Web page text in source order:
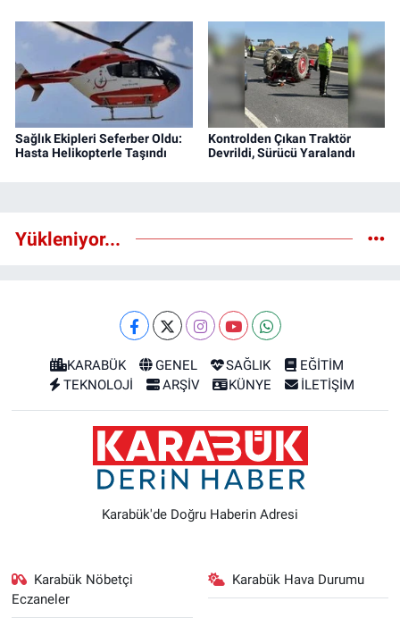
Sağlık Ekipleri Seferber Oldu:
Hasta Helikopterle Taşındı
Kontrolden Çıkan Traktör
Devrildi, Sürücü Yaralandı
Yükleniyor...
KARABÜK GENEL SAĞLIK
EĞİTİM
TEKNOLOJİ
ARŞİV KÜNYE İLETİŞİM
Karabük'de Doğru Haberin Adresi
Karabük Nöbetçi
Eczaneler
Karabük Hava Durumu